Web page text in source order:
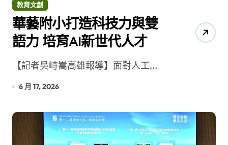
教育文創
華藝附小打造科技力與雙
語力 培育AI新世代人才
【記者吳峙嵩高雄報導】面對人工...
6 月 17, 2026